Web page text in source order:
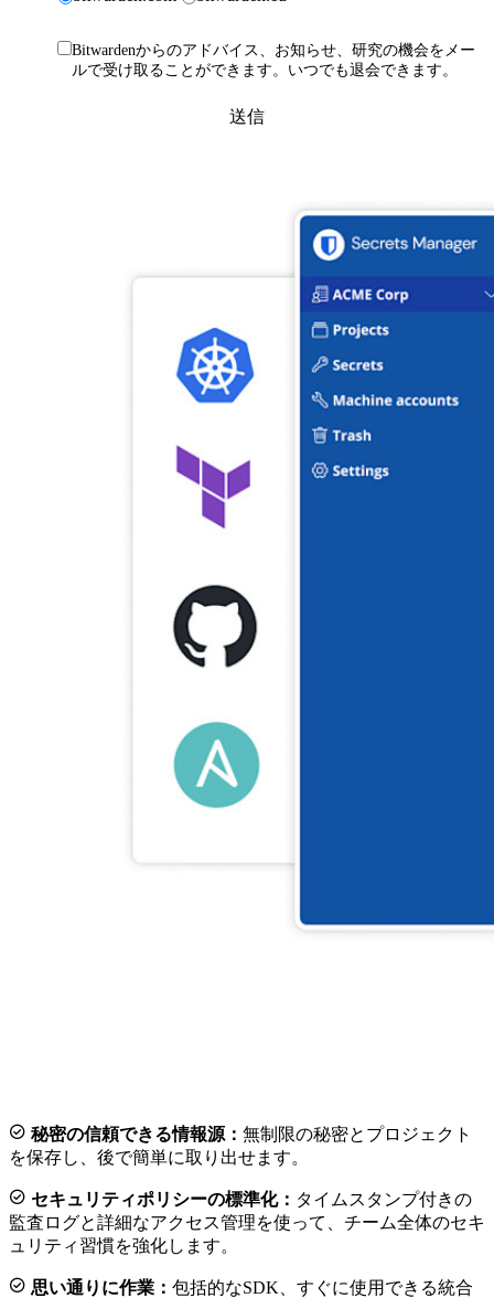
Bitwardenからのアドバイス、お知らせ、研究の機会をメー
ルで受け取ることができます。いつでも退会できます。
 秘密の信頼できる情報源： 無制限の秘密とプロジェクト
を保存し、後で簡単に取り出せます。
 セキュリティポリシーの標準化： タイムスタンプ付きの
監査ログと詳細なアクセス管理を使って、チーム全体のセキ
ュリティ習慣を強化します。
 思い通りに作業： 包括的なSDK、すぐに使用できる統合